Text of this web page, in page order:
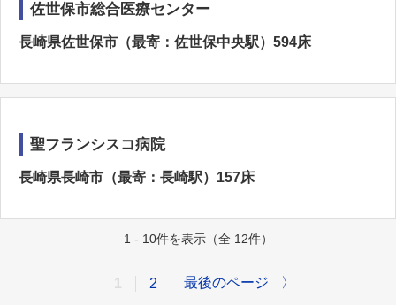
佐世保市総合医療センター
長崎県佐世保市（最寄：佐世保中央駅）594床
聖フランシスコ病院
長崎県長崎市（最寄：長崎駅）157床
1 - 10件を表示（全 12件）
2 最後のページ 〉